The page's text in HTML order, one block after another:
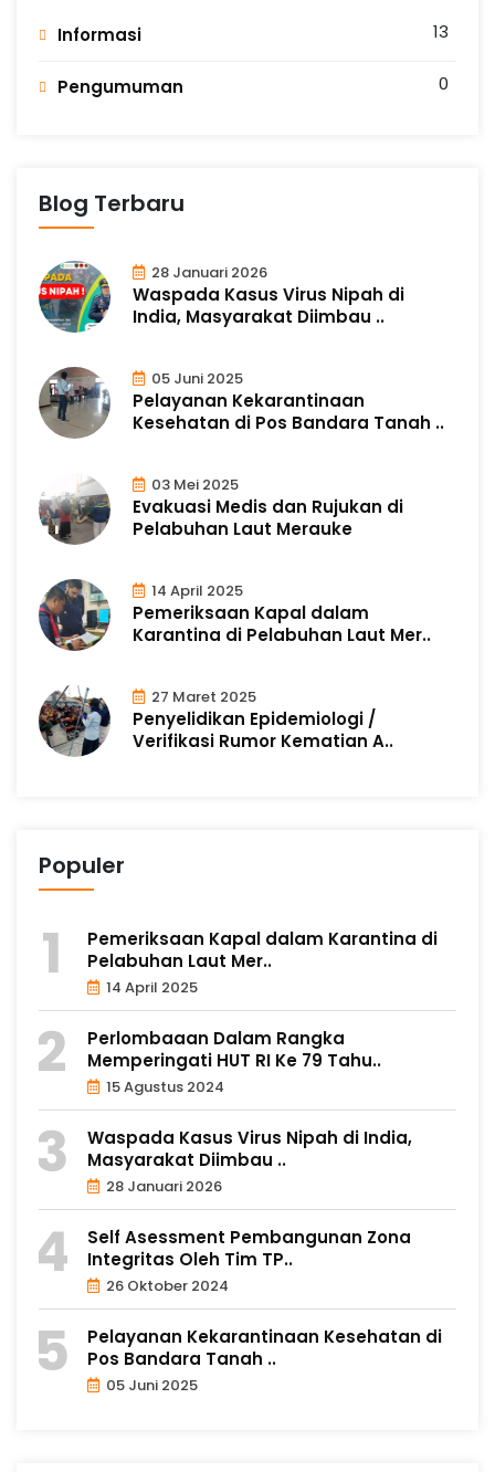
Informasi 13
Pengumuman 0
Blog Terbaru
28 Januari 2026
Waspada Kasus Virus Nipah di
India, Masyarakat Diimbau ..
05 Juni 2025
Pelayanan Kekarantinaan
Kesehatan di Pos Bandara Tanah ..
03 Mei 2025
Evakuasi Medis dan Rujukan di
Pelabuhan Laut Merauke
14 April 2025
Pemeriksaan Kapal dalam
Karantina di Pelabuhan Laut Mer..
27 Maret 2025
Penyelidikan Epidemiologi /
Verifikasi Rumor Kematian A..
Populer
Pemeriksaan Kapal dalam Karantina di
Pelabuhan Laut Mer..
14 April 2025
Perlombaaan Dalam Rangka
Memperingati HUT RI Ke 79 Tahu..
15 Agustus 2024
Waspada Kasus Virus Nipah di India,
Masyarakat Diimbau ..
28 Januari 2026
Self Asessment Pembangunan Zona
Integritas Oleh Tim TP..
26 Oktober 2024
Pelayanan Kekarantinaan Kesehatan di
Pos Bandara Tanah ..
05 Juni 2025